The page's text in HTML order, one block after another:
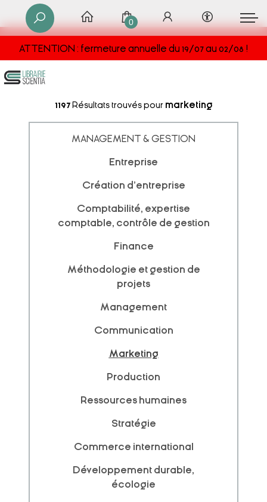
ATTENTION : fermeture annuelle du 19/07 au 02/08 !
0
1197 Résultats trouvés pour marketing
MANAGEMENT & GESTION
Entreprise
Création d'entreprise
Comptabilité, expertise
comptable, contrôle de gestion
Finance
Méthodologie et gestion de
projets
Management
Communication
Marketing
Production
Ressources humaines
Stratégie
Commerce international
Développement durable,
écologie